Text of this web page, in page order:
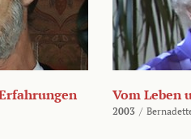
Vom Leben
2003 /